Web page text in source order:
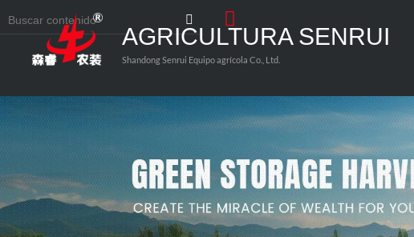
AGRICULTURA SENRUI
Shandong Senrui Equipo agrícola Co., Ltd.